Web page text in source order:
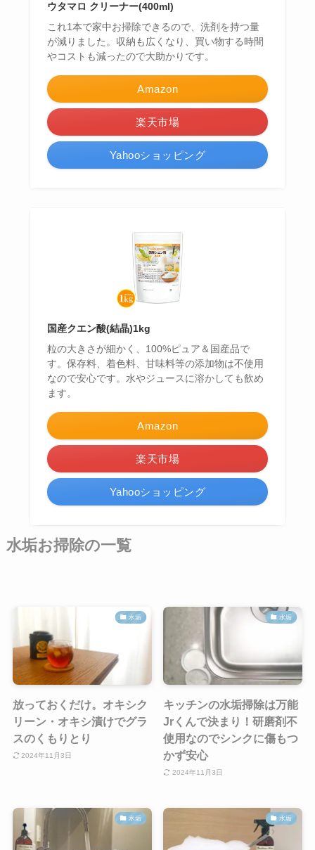
ウタマロ クリーナー(400ml)
これ1本で家中お掃除できるので、洗剤を持つ量
が減りました。収納も広くなり、買い物する時間
やコストも減ったので大助かりです。
Amazon
楽天市場
Yahooショッピング
国産クエン酸(結晶)1kg
粒の大きさが細かく、100%ピュア＆国産品で
す。保存料、着色料、甘味料等の添加物は不使用
なので安心です。水やジュースに溶かしても飲め
ます。
Amazon
楽天市場
Yahooショッピング
水垢お掃除の一覧
水垢
放っておくだけ。オキシク
リーン・オキシ漬けでグラ
スのくもりとり
2024年11月3日
水垢
キッチンの水垢掃除は万能
Jrくんで決まり！研磨剤不
使用なのでシンクに傷もつ
かず安心
2024年11月3日
水垢 水垢